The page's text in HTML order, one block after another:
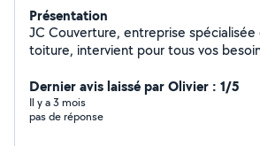
Présentation
JC Couverture, entreprise spécialisée
toiture, intervient pour tous vos
gouttières, recherche de fuites,
Artisan sérieux et expérimenté, j'assure
propre, garanti et conforme aux
Dernier avis laissé par Olivier : 1/5
Il y a 3 mois
pas de réponse